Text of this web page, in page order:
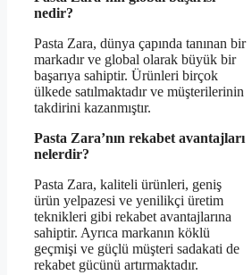
nedir?
Pasta Zara, dünya çapında tanınan bir
markadır ve global olarak büyük bir
başarıya sahiptir. Ürünleri birçok
ülkede satılmaktadır ve müşterilerinin
takdirini kazanmıştır.
Pasta Zara’nın rekabet avantajları
nelerdir?
Pasta Zara, kaliteli ürünleri, geniş
ürün yelpazesi ve yenilikçi üretim
teknikleri gibi rekabet avantajlarına
sahiptir. Ayrıca markanın köklü
geçmişi ve güçlü müşteri sadakati de
rekabet gücünü artırmaktadır.